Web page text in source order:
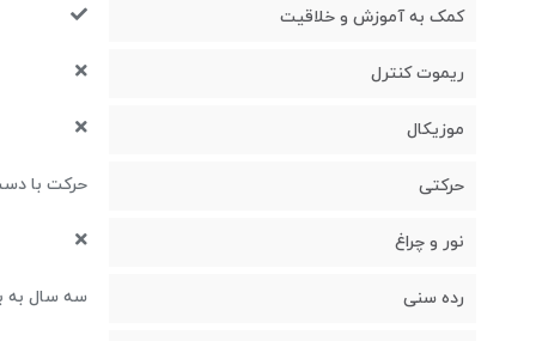
کمک به آموزش و خلاقیت
ریموت کنترل
موزیکال
حرکتی حرکت با
نور و چراغ
رده سنی سه سال به